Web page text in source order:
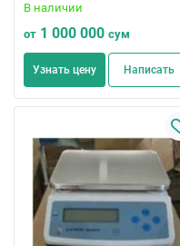
В наличии
от 1 000 000 сум
Узнать цену Написать